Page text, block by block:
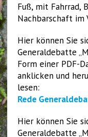
Fuß, mit Fahrrad,
Nachbarschaft im
Hier können Sie
Generaldebatte
Form einer PDF-
anklicken und
lesen:
Rede
Hier können Sie
Generaldebatte